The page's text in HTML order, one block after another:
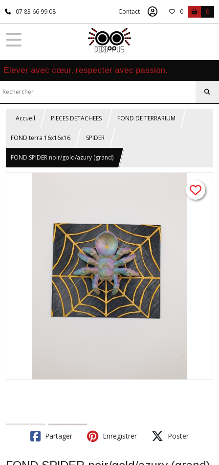
07 83 66 99 08 Contact 0 0
Élever avec cœur, respecter avec passion.
Accueil PIECES DETACHEES FOND DE TERRARIUM
FOND terra 16x16x16 SPIDER
FOND SPIDER noir/gold/azury (grand)
Partager Enregistrer Poster